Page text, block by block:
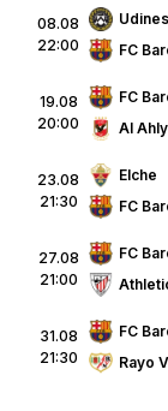
08.08
22:00
FC
19.08
20:00
FC
Al Ahly
23.08
21:30
Elche
FC
27.08
21:00
FC
31.08
21:30
FC
Rayo